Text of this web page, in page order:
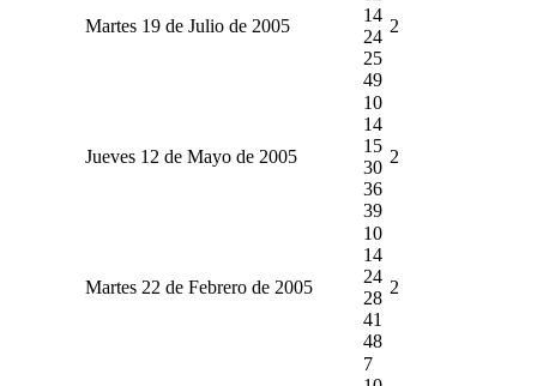
Martes 19 de Julio de 2005
14
24
25
49
2
Jueves 12 de Mayo de 2005
10
14
15
30
36
39
2
Martes 22 de Febrero de 2005
10
14
24
28
41
48
2
7